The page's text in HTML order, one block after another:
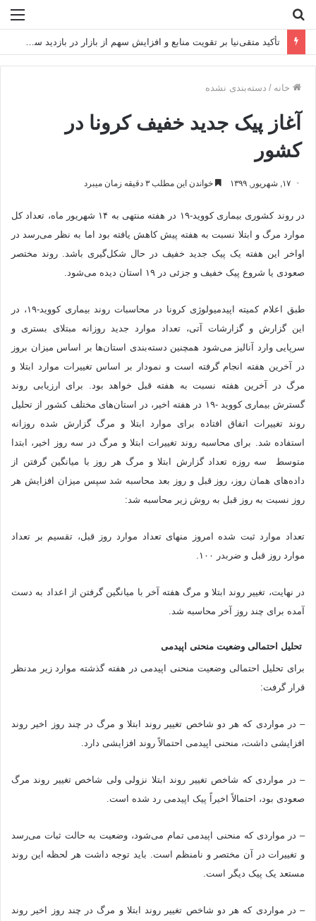
برای
تأکید متقی‌نیا بر تقویت منابع و افزایش سهم از بازار در بازدید سرزده از شعب استان تهران
خانه / دسته‌بندی نشده
آغاز پیک جدید خفیف کرونا در
کشور
۱۷, شهریور, ۱۳۹۹ خواندن این مطلب ۳ دقیقه زمان میبرد
در روند کشوری بیماری کووید-۱۹ در هفته منتهی به ۱۴ شهریور ماه، تعداد کل
موارد مرگ و ابتلا نسبت به هفته پیش کاهش یافته بود اما به نظر می‌رسد در
اواخر این هفته یک پیک جدید خفیف در حال شکل‌گیری باشد. روند مختصر
صعودی یا شروع پیک خفیف و جزئی در ۱۹ استان دیده می‌شود.
طبق اعلام کمیته اپیدمیولوژی کرونا در محاسبات روند بیماری کووید-۱۹، در
این گزارش و گزارشات آتی، تعداد موارد جدید روزانه مبتلای بستری و
سرپایی وارد آنالیز می‌شود همچنین دسته‌بندی استان‌ها بر اساس میزان بروز
در آخرین هفته انجام گرفته است و نمودار بر اساس تغییرات موارد ابتلا و
مرگ در آخرین هفته نسبت به هفته قبل خواهد بود. برای ارزیابی روند
گسترش بیماری کووید -۱۹ در هفته اخیر، در استان‌های مختلف کشور از تحلیل
روند تغییرات اتفاق افتاده برای موارد ابتلا و مرگ گزارش شده روزانه
استفاده شد. برای محاسبه روند تغییرات ابتلا و مرگ در سه روز اخیر، ابتدا
متوسط سه روزه تعداد گزارش ابتلا و مرگ هر روز با میانگین گرفتن از
داده‌های همان روز، روز قبل و روز بعد محاسبه شد سپس میزان افزایش هر
روز نسبت به روز قبل به روش زیر محاسبه شد:
تعداد موارد ثبت شده امروز منهای تعداد موارد روز قبل، تقسیم بر تعداد
موارد روز قبل و ضربدر ۱۰۰.
در نهایت، تغییر روند ابتلا و مرگ هفته آخر با میانگین گرفتن از اعداد به دست
آمده برای چند روز آخر محاسبه شد.
تحلیل احتمالی وضعیت منحنی اپیدمی
برای تحلیل احتمالی وضعیت منحنی اپیدمی در هفته گذشته موارد زیر مدنظر
قرار گرفت:
– در مواردی که هر دو شاخص تغییر روند ابتلا و مرگ در چند روز اخیر روند
افزایشی داشت، منحنی اپیدمی احتمالاً روند افزایشی دارد.
– در مواردی که شاخص تغییر روند ابتلا نزولی ولی شاخص تغییر روند مرگ
صعودی بود، احتمالاً اخیراً پیک اپیدمی رد شده است.
– در مواردی که منحنی اپیدمی تمام می‌شود، وضعیت به حالت ثبات می‌رسد
و تغییرات در آن مختصر و نامنظم است. باید توجه داشت هر لحظه این روند
مستعد یک پیک دیگر است.
– در مواردی که هر دو شاخص تغییر روند ابتلا و مرگ در چند روز اخیر روند